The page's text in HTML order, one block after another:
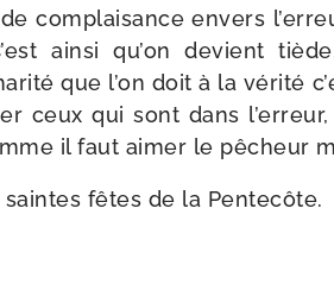
com­plai­sance envers
ain­si qu’on devient
que l’on doit à la véri­té
ceux qui sont dans
il faut aimer le pêcheur
fêtes de la Pentecôte.